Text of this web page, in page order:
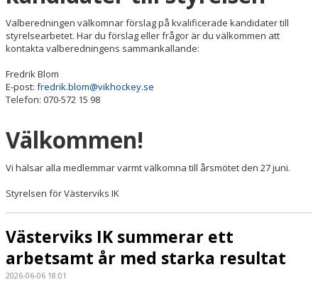
Valberedningen välkomnar förslag på kvalificerade kandidater till
styrelsearbetet. Har du förslag eller frågor är du välkommen att
kontakta valberedningens sammankallande:
Fredrik Blom
E-post: fredrik.blom@vikhockey.se
Telefon: 070-572 15 98
Välkommen!
Vi hälsar alla medlemmar varmt välkomna till årsmötet den 27 juni.
Styrelsen för Västerviks IK
Västerviks IK summerar ett
arbetsamt år med starka resultat
2026-06-06 18:01